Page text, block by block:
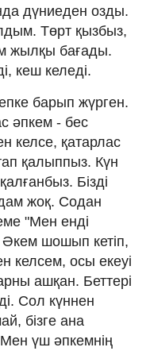
дүниеден озды.
Төрт қызбыз,
жылқы бағады.
кеш келеді.
барып жүрген.
әпкем - бес
келсе, қатарлас
қалыппыз. Күн
Бізді
жоқ. Содан
"Мен енді
Әкем шошып кетіп,
келсем, осы екеуі
ашқан. Беттері
Сол күннен
бізге ана
үш әпкемнің